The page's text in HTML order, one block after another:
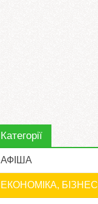
Категорії
АФІША
ЕКОНОМІКА, БІЗНЕС